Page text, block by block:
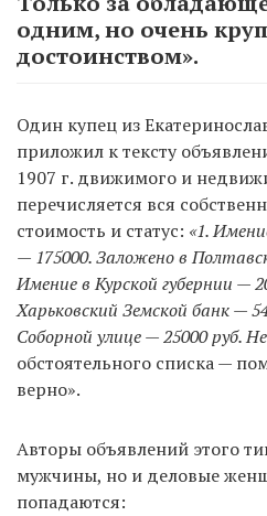
одним, но очень
достоинством».
Один купец из
приложил к тексту
1907 г. движимого и
перечисляется вся
стоимость и статус: «1.
— 175000. Заложено в
Имение в Курской губернии —
Харьковский Земской банк —
Соборной улице — 25000 руб.
обстоятельного списка —
верно».
Авторы объявлений этого
мужчины, но и деловые
попадаются: